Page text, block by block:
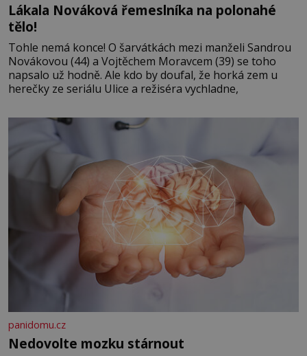
Lákala Nováková řemeslníka na polonahé
tělo!
Tohle nemá konce! O šarvátkách mezi manželi Sandrou
Novákovou (44) a Vojtěchem Moravcem (39) se toho
napsalo už hodně. Ale kdo by doufal, že horká zem u
herečky ze seriálu Ulice a režiséra vychladne,
panidomu.cz
Nedovolte mozku stárnout